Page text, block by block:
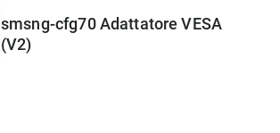
smsng-cfg70 Adattatore VESA
(V2)